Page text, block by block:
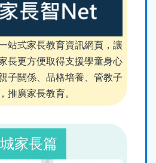
站式家長教育資訊網頁，讓
長更方便取得支援學童身心
子關係、品格培養、管教子
推廣家長教育。
家長篇